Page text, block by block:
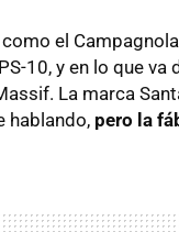
el
10, y en lo que va
La marca
hablando, pero la